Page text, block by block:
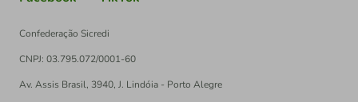
Confederação Sicredi
CNPJ: 03.795.072/0001-60
Av. Assis Brasil, 3940, J. Lindóia - Porto Alegre